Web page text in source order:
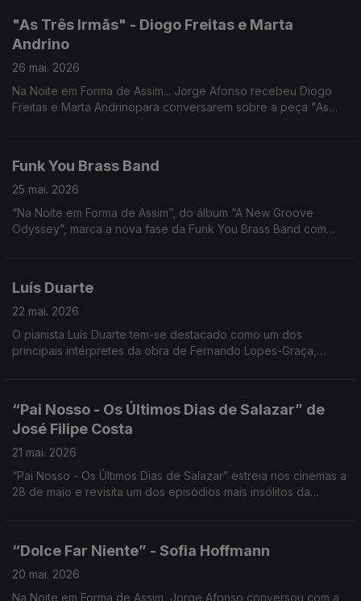
"As Três Irmãs" - Diogo Freitas e Marta
Andrino
26 mai. 2026
Na Noite em Forma de Assim... Jorge Afonso recebeu Diogo
Freitas e Marta Andrinopara conversarem sobre a peça "As
Funk You Brass Band
25 mai. 2026
“Na Noite em Forma de Assim”, do álbum “A New Groove
Odyssey”, marca a nova fase da Funk You Brass Band com
Luís Duarte
22 mai. 2026
O pianista Luís Duarte tem-se destacado como um dos
principais intérpretes da obra de Fernando Lopes-Graça,
“Pai Nosso - Os Últimos Dias de Salazar” de
José Filipe Costa
21 mai. 2026
“Pai Nosso - Os Últimos Dias de Salazar” estreia nos cinemas a
28 de maio e revisita um dos episódios mais insólitos da
“Dolce Far Niente” - Sofia Hoffmann
20 mai. 2026
Na Noite em Forma de Assim, Jorge Afonso conversou com a